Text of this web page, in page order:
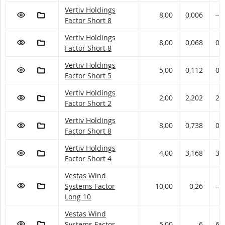
VOEG TOE AAN WATCHLIST
AAN PORTFOLIO TOEVOEGEN
Vertiv Holdings Factor met ISIN code:
Vertiv Holdings
Factor Short 8
8,00 0,006 ―
VOEG TOE AAN WATCHLIST
AAN PORTFOLIO TOEVOEGEN
Vertiv Holdings Factor met ISIN code:
Vertiv Holdings
Factor Short 8
8,00 0,068
VOEG TOE AAN WATCHLIST
AAN PORTFOLIO TOEVOEGEN
Vertiv Holdings Factor met ISIN code:
Vertiv Holdings
Factor Short 5
5,00 0,112
VOEG TOE AAN WATCHLIST
AAN PORTFOLIO TOEVOEGEN
Vertiv Holdings Factor met ISIN code:
Vertiv Holdings
Factor Short 2
2,00 2,202
VOEG TOE AAN WATCHLIST
AAN PORTFOLIO TOEVOEGEN
Vertiv Holdings Factor met ISIN code:
Vertiv Holdings
Factor Short 8
8,00 0,738
VOEG TOE AAN WATCHLIST
AAN PORTFOLIO TOEVOEGEN
Vertiv Holdings Factor met ISIN code:
Vertiv Holdings
Factor Short 4
4,00 3,168
VOEG TOE AAN WATCHLIST
AAN PORTFOLIO TOEVOEGEN
Vestas Wind Systems Factor met ISIN code:
Vestas Wind
Systems Factor
Long 10
10,00 0,26 ―
VOEG TOE AAN WATCHLIST
AAN PORTFOLIO TOEVOEGEN
Vestas Wind Systems Factor met ISIN code:
Vestas Wind